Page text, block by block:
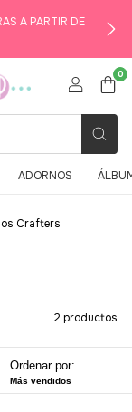
A PARTIR DE
0
ADORNOS
Crafters
2 productos
Ordenar por:
Más vendidos